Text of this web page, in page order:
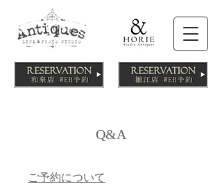
Q&A
ご予約について